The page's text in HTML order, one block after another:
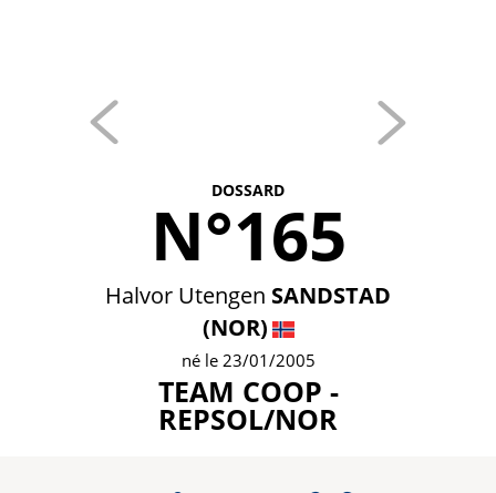
DOSSARD
N°165
Halvor Utengen SANDSTAD
(NOR)
né le 23/01/2005
TEAM COOP -
REPSOL/NOR